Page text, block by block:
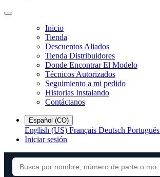
Inicio
Tienda
Descuentos Aliados
Tienda Distribuidores
Donde Encontrar El Modelo
Técnicos Autorizados
Seguimiento a mi pedido
Historias Instalando
Contáctanos
Español (CO)
English (US) Français Deutsch Português
Iniciar sesión